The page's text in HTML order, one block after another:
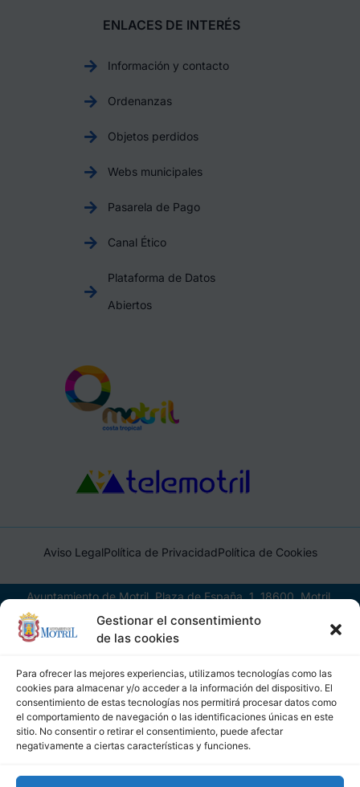
Gestionar el consentimiento
de las cookies
Para ofrecer las mejores experiencias, utilizamos tecnologías como las
cookies para almacenar y/o acceder a la información del dispositivo. El
consentimiento de estas tecnologías nos permitirá procesar datos como
el comportamiento de navegación o las identificaciones únicas en este
sitio. No consentir o retirar el consentimiento, puede afectar
negativamente a ciertas características y funciones.
ENLACES DE INTERÉS
Información y contacto
Ordenanzas
Objetos perdidos
Webs municipales
Pasarela de Pago
Canal Ético
Plataforma de Datos
Abiertos
Aviso LegalPolítica de PrivacidadPolítica de Cookies
Ayuntamiento de Motril, Plaza de España, 1, 18600, Motril,
(Granada), CIF: P1814200J, DIR3: L01181400